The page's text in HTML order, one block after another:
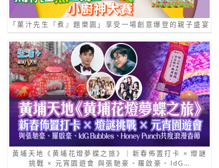
「菓汁先生『煮』題樂園」享受一場創意爆登的親子盛宴
黃埔天地《黄埔花燈夢蝶之旅》｜新春佈置打卡 × 燈謎
挑戰 × 元宵園遊會 與張馳豪、羅啟豪、IdG…